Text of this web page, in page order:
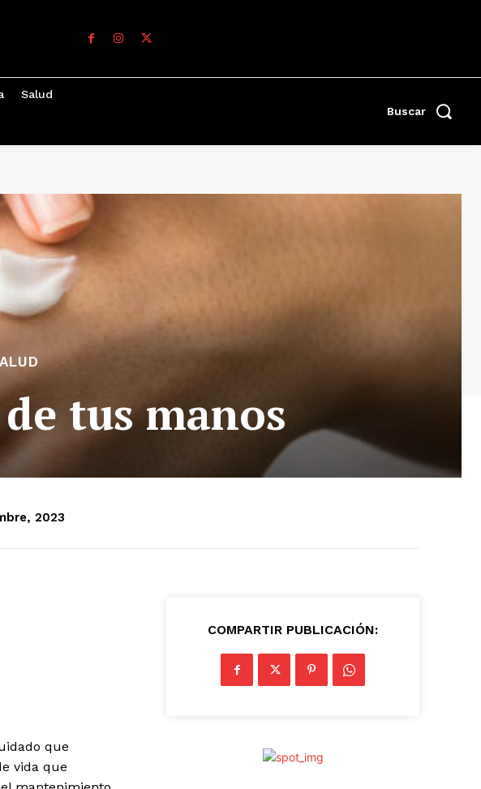
Salud
Buscar
tus manos
2023
que
vida que
COMPARTIR PUBLICACIÓN: